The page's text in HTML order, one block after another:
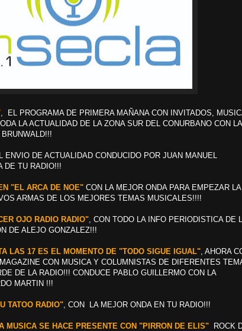
, EL PROGRAMA DE PRIMERA MAÑANA CON INVITADOS,
LA ACTUALIDAD DE LA ZONA SUR DEL CONURBANO CON LA
ENVIO DE ACTUALIDAD CONDUCIDO POR JUAN MANUEL
DE TU RADIO!!!
"EL ARCA DE NOE" CON LA MEJOR ONDA PARA EMPEZAR LA
ARMAS DE LOS MEJORES TEMAS MUSICALES!!!!
OJO RADIO RADIO", CON TODO LA INFO PERIODISTICA DE
DE ALEJO GONZALEZ!!!
LAS 17 ES EL MOMENTO DE "TODO SIGUE IGUAL", AHORA
CON MUSICA Y COLUMNISTAS DE DIFERENTES
DE LA RADIO!!! CONDUCE PABLO GUILLERMO CON LA
MARTIN !!!
TATOO RADIO", CON LA MEJOR ONDA EN TU RADIO!!!
MUSICA SE HACE PRESENTE CON "PIRRON DE ELIS"
ROCK